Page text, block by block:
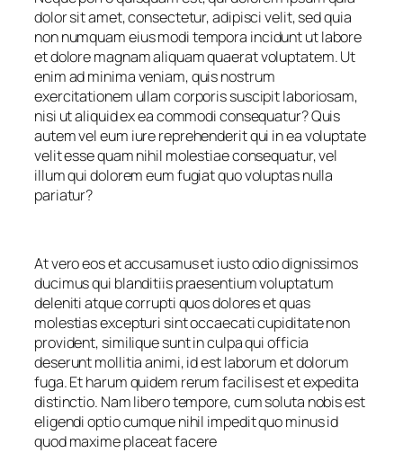
dolor sit amet, consectetur, adipisci velit, sed quia
non numquam eius modi tempora incidunt ut labore
et dolore magnam aliquam quaerat voluptatem. Ut
enim ad minima veniam, quis nostrum
exercitationem ullam corporis suscipit laboriosam,
nisi ut aliquid ex ea commodi consequatur? Quis
autem vel eum iure reprehenderit qui in ea voluptate
velit esse quam nihil molestiae consequatur, vel
illum qui dolorem eum fugiat quo voluptas nulla
pariatur?
At vero eos et accusamus et iusto odio dignissimos
ducimus qui blanditiis praesentium voluptatum
deleniti atque corrupti quos dolores et quas
molestias excepturi sint occaecati cupiditate non
provident, similique sunt in culpa qui officia
deserunt mollitia animi, id est laborum et dolorum
fuga. Et harum quidem rerum facilis est et expedita
distinctio. Nam libero tempore, cum soluta nobis est
eligendi optio cumque nihil impedit quo minus id
quod maxime placeat facere